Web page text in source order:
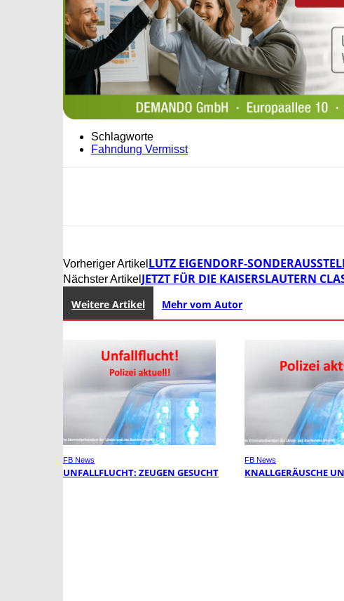
Schlagworte
Fahndung Vermisst
Vorheriger Artikel LUTZ EIGENDORF-
Nächster Artikel JETZT FÜR DIE KAISERSLAUTERN
Weitere Artikel Mehr vom Autor
FB News
UNFALLFLUCHT: ZEUGEN GESUCHT
FB News
KNALLGERÄUSCHE